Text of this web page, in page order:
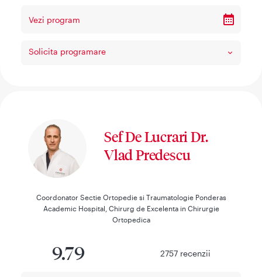
Vezi program
Solicita programare
Sef De Lucrari Dr.
Vlad Predescu
Coordonator Sectie Ortopedie si Traumatologie Ponderas
Academic Hospital, Chirurg de Excelenta in Chirurgie
Ortopedica
9.79 2757recenzii